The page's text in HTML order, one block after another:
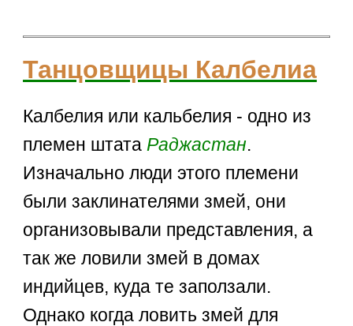
Танцовщицы Калбелиа
Калбелия или кальбелия - одно из
племен штата Раджастан.
Изначально люди этого племени
были заклинателями змей, они
организовывали представления, а
так же ловили змей в домах
индийцев, куда те заползали.
Однако когда ловить змей для